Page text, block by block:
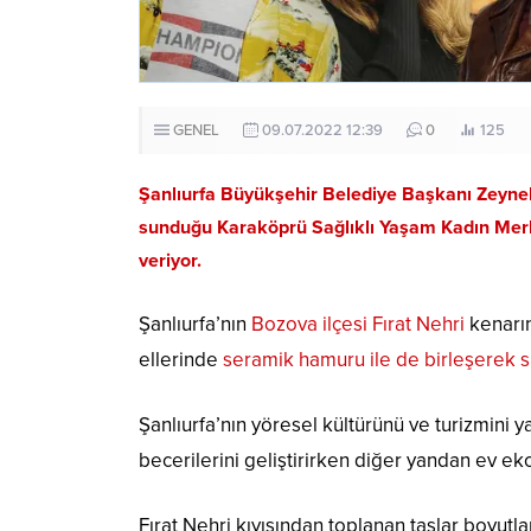
GENEL 09.07.2022 12:39 0 125
Şanlıurfa Büyükşehir Belediye Başkanı
sunduğu Karaköprü Sağlıklı Yaşam Kadın
veriyor.
Şanlıurfa’nın Bozova ilçesi Fırat Nehri
ellerinde seramik hamuru ile de birleşerek
Şanlıurfa’nın yöresel kültürünü ve turizmini
becerilerini geliştirirken diğer yandan ev
Fırat Nehri kıyısından toplanan taşlar